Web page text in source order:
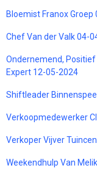
Bloemist Franox
Chef Van der Valk 04-
Ondernemend,
Expert 12-05-2024
Shiftleader
Verkoopmedewerker
Verkoper Vijver
Weekendhulp Van